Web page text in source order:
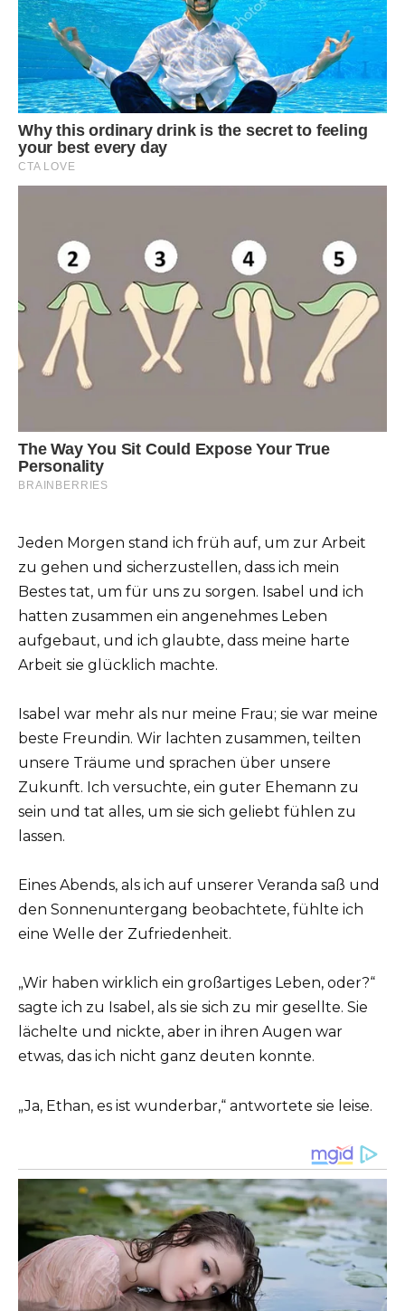
Jeden Morgen stand ich früh auf, um zur Arbeit
zu gehen und sicherzustellen, dass ich mein
Bestes tat, um für uns zu sorgen. Isabel und ich
hatten zusammen ein angenehmes Leben
aufgebaut, und ich glaubte, dass meine harte
Arbeit sie glücklich machte.
Isabel war mehr als nur meine Frau; sie war meine
beste Freundin. Wir lachten zusammen, teilten
unsere Träume und sprachen über unsere
Zukunft. Ich versuchte, ein guter Ehemann zu
sein und tat alles, um sie sich geliebt fühlen zu
lassen.
Eines Abends, als ich auf unserer Veranda saß und
den Sonnenuntergang beobachtete, fühlte ich
eine Welle der Zufriedenheit.
„Wir haben wirklich ein großartiges Leben, oder?“
sagte ich zu Isabel, als sie sich zu mir gesellte. Sie
lächelte und nickte, aber in ihren Augen war
etwas, das ich nicht ganz deuten konnte.
„Ja, Ethan, es ist wunderbar,“ antwortete sie leise.